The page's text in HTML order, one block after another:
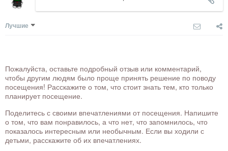
Лучшие
Пожалуйста, оставьте подробный отзыв или комментарий,
чтобы другим людям было проще принять решение по поводу
посещения! Расскажите о том, что стоит знать тем, кто только
планирует посещение.
Поделитесь с своими впечатлениями от посещения. Напишите
о том, что вам понравилось, а что нет, что запомнилось, что
показалось интересным или необычным. Если вы ходили с
детьми, расскажите об их впечатлениях.